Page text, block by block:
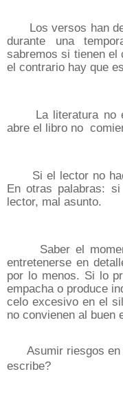
Los versos han de
durante una
sabremos si tienen el
el contrario hay que
La literatura no
abre el libro no
Si el lector no
En otras palabras:
lector, mal asunto.
Saber el
entretenerse en
por lo menos. Si lo
empacha o produce
celo excesivo en el
no convienen al buen
Asumir riesgos en
escribe?